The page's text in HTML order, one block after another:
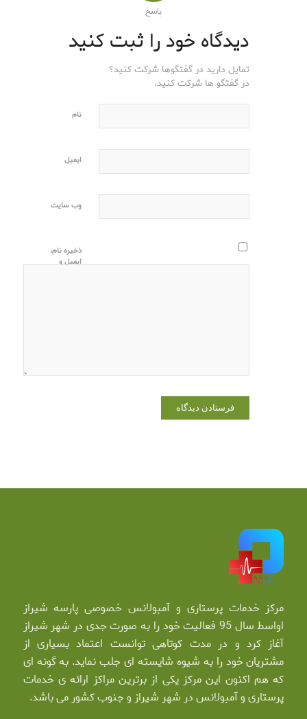
پاسخ
دیدگاه خود را ثبت کنید
تمایل دارید در گفتگوها شرکت کنید؟
در گفتگو ها شرکت کنید.
نام
ایمیل
وب‌ سایت
ذخیره نام،
ایمیل و
مرکز خدمات پرستاری و آمبولانس خصوصی پارسه شیراز
اواسط سال 95 فعالیت خود را به صورت جدی در شهر شیراز
آغاز کرد و در مدت کوتاهی توانست اعتماد بسیاری از
مشتریان خود را به شیوه شایسته ای جلب نماید. به گونه ای
که هم اکنون این مرکز یکی از برترین مراکز ارائه ی خدمات
پرستاری و آمبولانس در شهر شیراز و جنوب کشور می باشد.